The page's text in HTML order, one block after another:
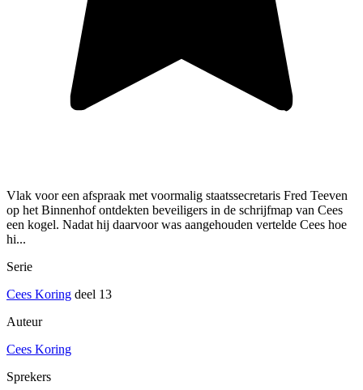
Vlak voor een afspraak met voormalig staatssecretaris Fred Teeven
op het Binnenhof ontdekten beveiligers in de schrijfmap van Cees
een kogel. Nadat hij daarvoor was aangehouden vertelde Cees hoe
hi...
Serie
Cees Koring deel 13
Auteur
Cees Koring
Sprekers